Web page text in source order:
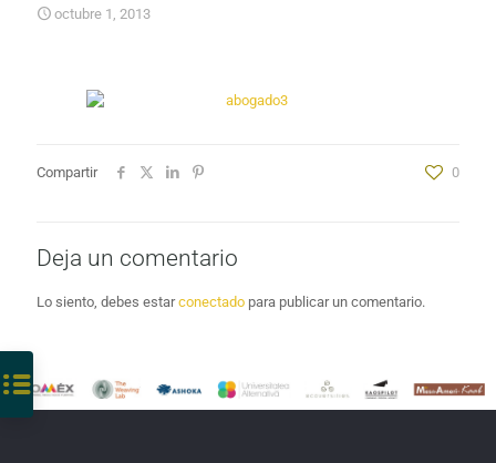
octubre 1, 2013
Compartir 0
Deja un comentario
Lo siento, debes estarconectado para publicar un comentario.